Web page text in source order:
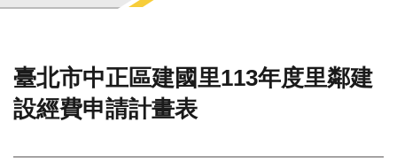
市
門
牌
整
檢
臺北市中正區建國里113年度里鄰建
設經費申請計畫表